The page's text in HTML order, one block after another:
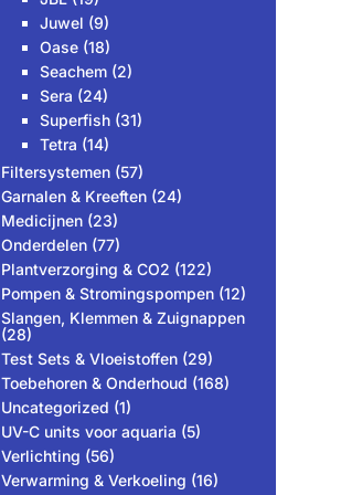
Juwel (9)
Oase (18)
Seachem (2)
Sera (24)
Superfish (31)
Tetra (14)
Filtersystemen (57)
Garnalen & Kreeften (24)
Medicijnen (23)
Onderdelen (77)
Plantverzorging & CO2 (122)
Pompen & Stromingspompen (12)
Slangen, Klemmen & Zuignappen
(28)
Test Sets & Vloeistoffen (29)
Toebehoren & Onderhoud (168)
Uncategorized (1)
UV-C units voor aquaria (5)
Verlichting (56)
Verwarming & Verkoeling (16)